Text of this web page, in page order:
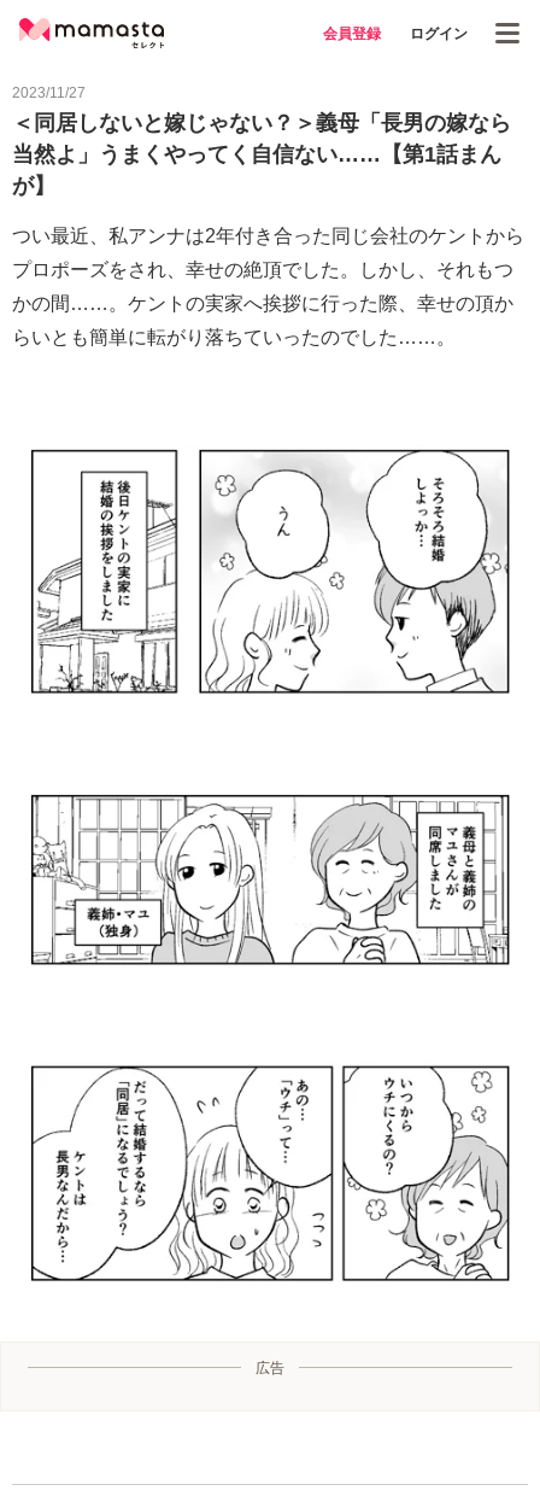
会員登録 ログイン
2023/11/27
＜同居しないと嫁じゃない？＞義母「長男の嫁なら
当然よ」うまくやってく自信ない……【第1話まん
が】
つい最近、私アンナは2年付き合った同じ会社のケントから
プロポーズをされ、幸せの絶頂でした。しかし、それもつ
かの間……。ケントの実家へ挨拶に行った際、幸せの頂か
らいとも簡単に転がり落ちていったのでした……。
広告